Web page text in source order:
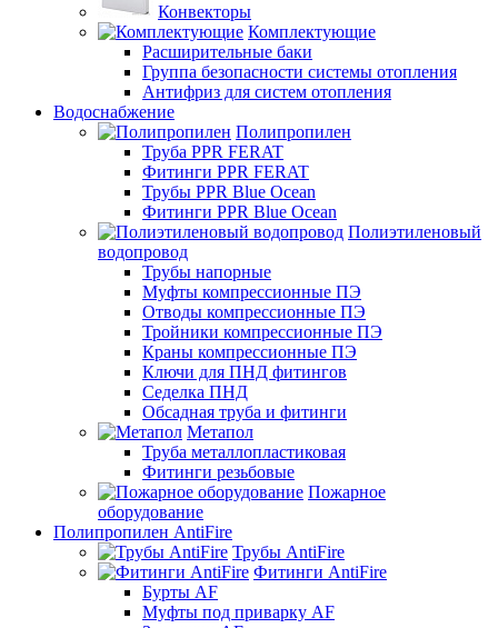
Конвекторы
Комплектующие
Расширительные баки
Группа безопасности системы отопления
Антифриз для систем отопления
Водоснабжение
Полипропилен
Труба PPR FERAT
Фитинги PPR FERAT
Трубы PPR Blue Ocean
Фитинги PPR Blue Ocean
Полиэтиленовый
водопровод
Трубы напорные
Муфты компрессионные ПЭ
Отводы компрессионные ПЭ
Тройники компрессионные ПЭ
Краны компрессионные ПЭ
Ключи для ПНД фитингов
Седелка ПНД
Обсадная труба и фитинги
Метапол
Труба металлопластиковая
Фитинги резьбовые
Пожарное
оборудование
Полипропилен AntiFire
Трубы AntiFire
Фитинги AntiFire
Бурты AF
Муфты под приварку AF